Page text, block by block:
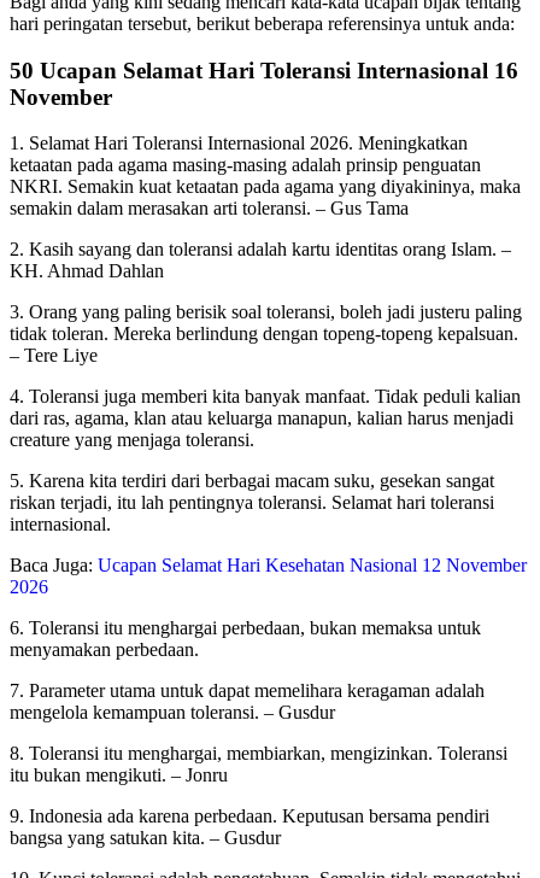
hari peringatan tersebut, berikut beberapa referensinya untuk anda:
50 Ucapan Selamat Hari Toleransi Internasional 16
November
1. Selamat Hari Toleransi Internasional 2026. Meningkatkan
ketaatan pada agama masing-masing adalah prinsip penguatan
NKRI. Semakin kuat ketaatan pada agama yang diyakininya, maka
semakin dalam merasakan arti toleransi. – Gus Tama
2. Kasih sayang dan toleransi adalah kartu identitas orang Islam. –
KH. Ahmad Dahlan
3. Orang yang paling berisik soal toleransi, boleh jadi justeru paling
tidak toleran. Mereka berlindung dengan topeng-topeng kepalsuan.
– Tere Liye
4. Toleransi juga memberi kita banyak manfaat. Tidak peduli kalian
dari ras, agama, klan atau keluarga manapun, kalian harus menjadi
creature yang menjaga toleransi.
5. Karena kita terdiri dari berbagai macam suku, gesekan sangat
riskan terjadi, itu lah pentingnya toleransi. Selamat hari toleransi
internasional.
Baca Juga: Ucapan Selamat Hari Kesehatan Nasional 12 November
2026
6. Toleransi itu menghargai perbedaan, bukan memaksa untuk
menyamakan perbedaan.
7. Parameter utama untuk dapat memelihara keragaman adalah
mengelola kemampuan toleransi. – Gusdur
8. Toleransi itu menghargai, membiarkan, mengizinkan. Toleransi
itu bukan mengikuti. – Jonru
9. Indonesia ada karena perbedaan. Keputusan bersama pendiri
bangsa yang satukan kita. – Gusdur